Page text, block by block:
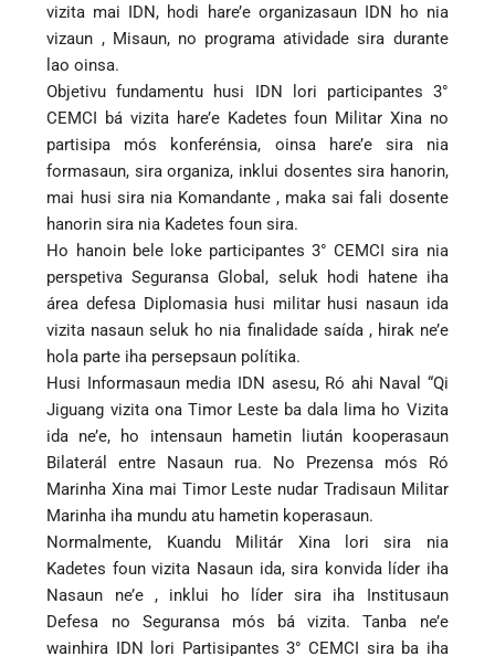
vizita mai IDN, hodi hare’e organizasaun IDN ho nia
vizaun , Misaun, no programa atividade sira durante
lao oinsa.
Objetivu fundamentu husi IDN lori participantes 3°
CEMCI bá vizita hare’e Kadetes foun Militar Xina no
partisipa mós konferénsia, oinsa hare’e sira nia
formasaun, sira organiza, inklui dosentes sira hanorin,
mai husi sira nia Komandante , maka sai fali dosente
hanorin sira nia Kadetes foun sira.
Ho hanoin bele loke participantes 3° CEMCI sira nia
perspetiva Seguransa Global, seluk hodi hatene iha
área defesa Diplomasia husi militar husi nasaun ida
vizita nasaun seluk ho nia finalidade saída , hirak ne’e
hola parte iha persepsaun polítika.
Husi Informasaun media IDN asesu, Ró ahi Naval “Qi
Jiguang vizita ona Timor Leste ba dala lima ho Vizita
ida ne’e, ho intensaun hametin liután kooperasaun
Bilaterál entre Nasaun rua. No Prezensa mós Ró
Marinha Xina mai Timor Leste nudar Tradisaun Militar
Marinha iha mundu atu hametin koperasaun.
Normalmente, Kuandu Militár Xina lori sira nia
Kadetes foun vizita Nasaun ida, sira konvida líder iha
Nasaun ne’e , inklui ho líder sira iha Institusaun
Defesa no Seguransa mós bá vizita. Tanba ne’e
wainhira IDN lori Partisipantes 3° CEMCI sira ba iha